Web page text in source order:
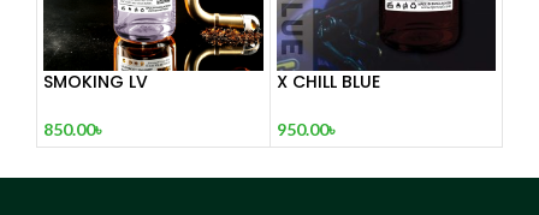
SMOKING LV
850.00৳
X CHILL BLUE
950.00৳